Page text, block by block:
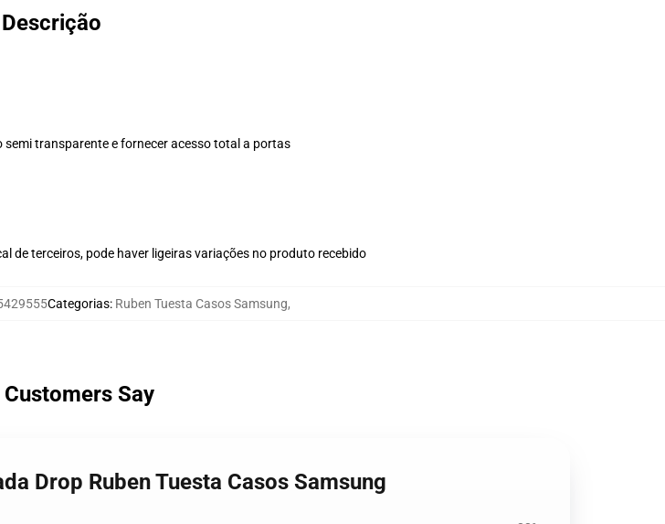
Descrição
transparente e fornecer acesso total a portas
de terceiros, pode haver ligeiras variações no produto recebido
Categorias: Ruben Tuesta Casos Samsung,
Say
Drop Ruben Tuesta Casos Samsung